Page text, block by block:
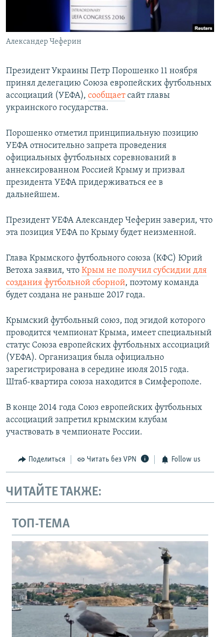
ПОБЕДИТЕЛЕЙ НЕ СУДЯТ?
ELIFBE
Все сайты RFE/RL
Александер Чеферин
Президент Украины Петр Порошенко 11 ноября
принял делегацию Союза европейских футбольных
ассоциаций (УЕФА), сообщаетсайт главы
украинского государства.
Порошенко отметил принципиальную позицию
УЕФА относительно запрета проведения
официальных футбольных соревнований в
аннексированном Россией Крыму и призвал
президента УЕФА придерживаться ее в
дальнейшем.
Президент УЕФА Александер Чеферин заверил, что
эта позиция УЕФА по Крыму будет неизменной.
Глава Крымского футбольного союза (КФС) Юрий
Ветоха заявил, что Крым не получил субсидии для
создания футбольной сборной, поэтому команда
будет создана не раньше 2017 года.
Крымский футбольный союз, под эгидой которого
проводится чемпионат Крыма, имеет специальный
статус Союза европейских футбольных ассоциаций
(УЕФА). Организация была официально
зарегистрирована в середине июля 2015 года.
Штаб-квартира союза находится в Симферополе.
В конце 2014 года Союз европейских футбольных
ассоциаций запретил крымским клубам
участвовать в чемпионате России.
Поделиться Читать без VPN Follow us
ЧИТАЙТЕ ТАКЖЕ:
ТОП-ТЕМА